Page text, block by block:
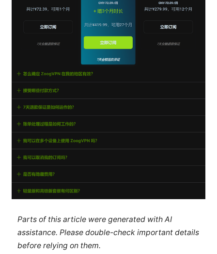
Parts of this article were generated with AI
assistance. Please double-check important details
before relying on them.